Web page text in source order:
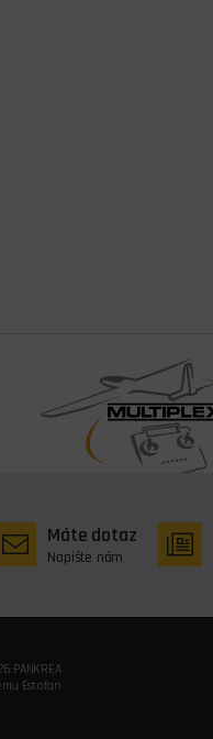
Máte dotaz
Napište nám
PANKREA
Estofan